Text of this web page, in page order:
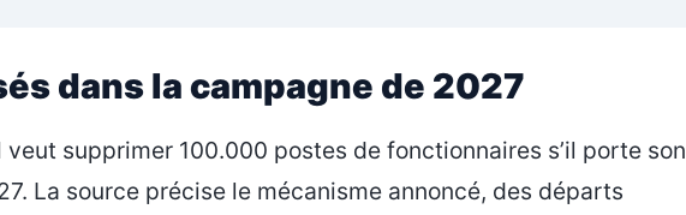
dans la campagne de 2027
supprimer 100.000 postes de fonctionnaires s’il porte son
La source précise le mécanisme annoncé, des départs